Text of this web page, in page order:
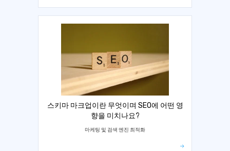
스키마 마크업이란 무엇이며 SEO에 어떤 영
향을 미치나요?
마케팅 및 검색 엔진 최적화